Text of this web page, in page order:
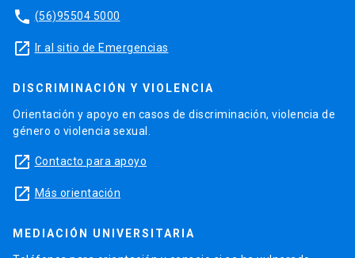
phone (56)95504 5000
launch Ir al sitio de Emergencias
DISCRIMINACIÓN Y VIOLENCIA
Orientación y apoyo en casos de discriminación, violencia de
género o violencia sexual.
launch Contacto para apoyo
launch Más orientación
MEDIACIÓN UNIVERSITARIA